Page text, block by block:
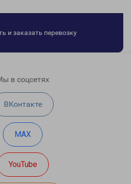
и заказать перевозку
в соцсетях
ВКонтакте
MAX
YouTube